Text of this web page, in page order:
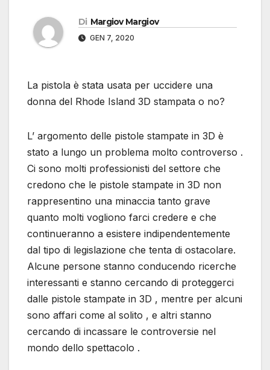
Di Margiov Margiov
GEN 7, 2020
La pistola è stata usata per uccidere una
donna del Rhode Island 3D stampata o no?
L’ argomento delle pistole stampate in 3D è
stato a lungo un problema molto controverso .
Ci sono molti professionisti del settore che
credono che le pistole stampate in 3D non
rappresentino una minaccia tanto grave
quanto molti vogliono farci credere e che
continueranno a esistere indipendentemente
dal tipo di legislazione che tenta di ostacolare.
Alcune persone stanno conducendo ricerche
interessanti e stanno cercando di proteggerci
dalle pistole stampate in 3D , mentre per alcuni
sono affari come al solito , e altri stanno
cercando di incassare le controversie nel
mondo dello spettacolo .